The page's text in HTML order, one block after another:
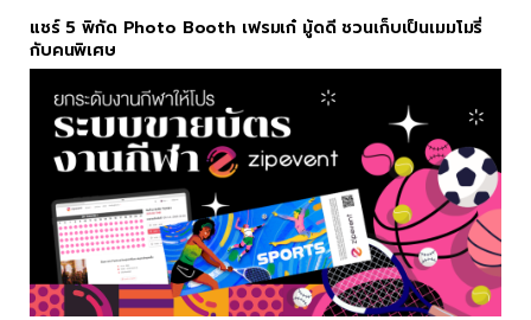
แชร์ 5 พิกัด Photo Booth เฟรมเก๋ มู้ดดี ชวนเก็บเป็นเมมโมรี่
กับคนพิเศษ